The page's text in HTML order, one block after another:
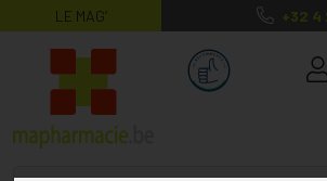
LE MAG’ +32 4